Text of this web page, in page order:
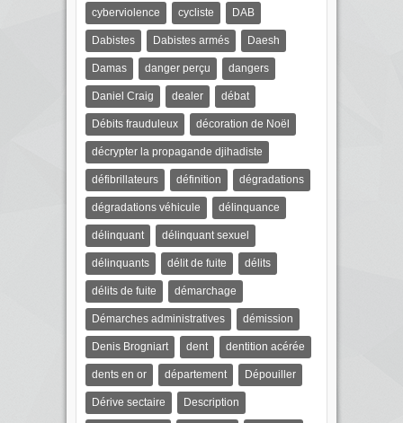
cyberviolence cycliste DAB
Dabistes Dabistes armés Daesh
Damas danger perçu dangers
Daniel Craig dealer débat
Débits frauduleux décoration de Noël
décrypter la propagande djihadiste
défibrillateurs définition dégradations
dégradations véhicule délinquance
délinquant délinquant sexuel
délinquants délit de fuite délits
délits de fuite démarchage
Démarches administratives démission
Denis Brogniart dent dentition acérée
dents en or département Dépouiller
Dérive sectaire Description